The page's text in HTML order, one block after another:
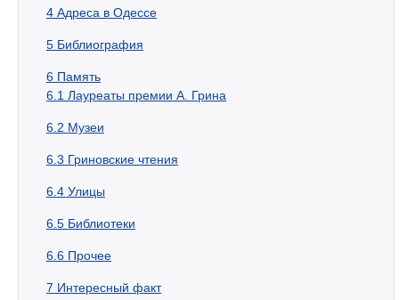
4 Адреса в Одессе
5 Библиография
6 Память
6.1 Лауреаты премии А. Грина
6.2 Музеи
6.3 Гриновские чтения
6.4 Улицы
6.5 Библиотеки
6.6 Прочее
7 Интересный факт